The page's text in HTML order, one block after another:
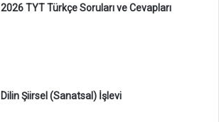
2026 TYT Türkçe Soruları ve Cevapları
Dilin Şiirsel (Sanatsal) İşlevi